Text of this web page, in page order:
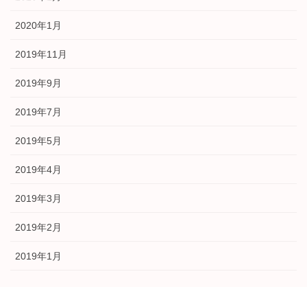
2020年1月
2019年11月
2019年9月
2019年7月
2019年5月
2019年4月
2019年3月
2019年2月
2019年1月